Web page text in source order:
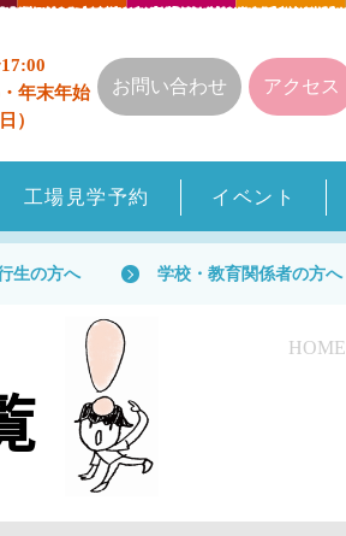
年末年始
）
お問い合わせ アクセス
工場見学予約 イベント
生の方へ 学校・教育関係者の方へ
HOME